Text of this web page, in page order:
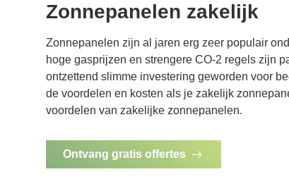
Zonnepanelen zakelijk
Zonnepanelen zijn al jaren erg zeer populair
hoge gasprijzen en strengere CO-2 regels zijn
ontzettend slimme investering geworden voor
de voordelen en kosten als je zakelijk
voordelen van zakelijke zonnepanelen.
Ontvang gratis offertes